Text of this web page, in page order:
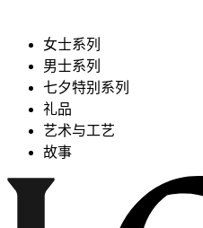
女士系列
男士系列
七夕特别系列
礼品
艺术与工艺
故事